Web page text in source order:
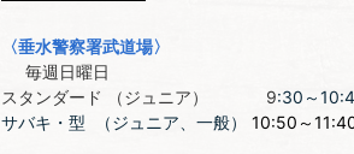
〈垂水警察署武道場〉
毎週日曜日
スタンダード （ジュニア） 9:30～
サバキ・型 （ジュニア、一般） 10:50～